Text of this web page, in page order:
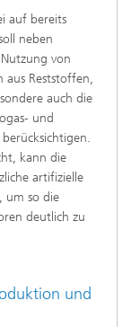
auf bereits
neben
von
aus Reststoffen,
auch die
und
kann die
artifizielle
um so die
deutlich zu
und